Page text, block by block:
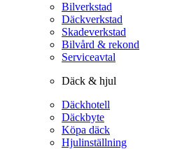
Bilverkstad
Däckverkstad
Skadeverkstad
Bilvård & rekond
Serviceavtal
Däck & hjul
Däckhotell
Däckbyte
Köpa däck
Hjulinställning